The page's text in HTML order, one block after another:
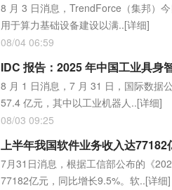
8 月 3 日消息，TrendForce（集邦）
用于算力基础设备建设以满..[详细]
08/04 06:59
IDC 报告：2025 年中国工业具身
8 月 1 日消息，7 月 31 日，国际数据
57.4 亿元，其中以工业机器人..[详细]
08/03 09:25
上半年我国软件业务收入达77182
7月31日消息，根据工信部公布的《
77182亿元，同比增长9.5%。软..[详细]